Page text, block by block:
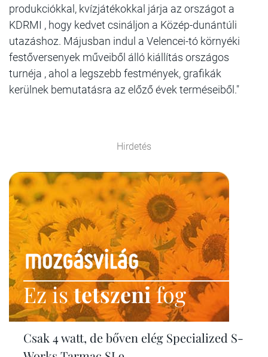
produkciókkal, kvízjátékokkal járja az országot a
KDRMI , hogy kedvet csináljon a Közép-dunántúli
utazáshoz. Májusban indul a Velencei-tó környéki
festőversenyek műveiből álló kiállítás országos
turnéja , ahol a legszebb festmények, grafikák
kerülnek bemutatásra az előző évek terméseiből."
Hirdetés
Ez istetszenifog
Csak 4 watt, de bőven elég Specialized S-